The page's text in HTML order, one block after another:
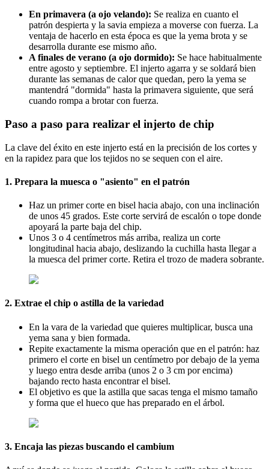
En primavera (a ojo velando): Se realiza en cuanto el
patrón despierta y la savia empieza a moverse con fuerza. La
ventaja de hacerlo en esta época es que la yema brota y se
desarrolla durante ese mismo año.
A finales de verano (a ojo dormido): Se hace habitualmente
entre agosto y septiembre. El injerto agarra y se soldará bien
durante las semanas de calor que quedan, pero la yema se
mantendrá "dormida" hasta la primavera siguiente, que será
cuando rompa a brotar con fuerza.
Paso a paso para realizar el injerto de chip
La clave del éxito en este injerto está en la precisión de los cortes y
en la rapidez para que los tejidos no se sequen con el aire.
1. Prepara la muesca o "asiento" en el patrón
Haz un primer corte en bisel hacia abajo, con una inclinación
de unos 45 grados. Este corte servirá de escalón o tope donde
apoyará la parte baja del chip.
Unos 3 o 4 centímetros más arriba, realiza un corte
longitudinal hacia abajo, deslizando la cuchilla hasta llegar a
la muesca del primer corte. Retira el trozo de madera sobrante.
2. Extrae el chip o astilla de la variedad
En la vara de la variedad que quieres multiplicar, busca una
yema sana y bien formada.
Repite exactamente la misma operación que en el patrón: haz
primero el corte en bisel un centímetro por debajo de la yema
y luego entra desde arriba (unos 2 o 3 cm por encima)
bajando recto hasta encontrar el bisel.
El objetivo es que la astilla que sacas tenga el mismo tamaño
y forma que el hueco que has preparado en el árbol.
3. Encaja las piezas buscando el cambium